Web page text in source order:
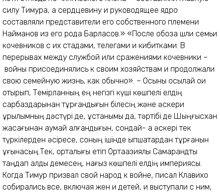
силу Тимура, а сердцевину и руководящее ядро
составляли представители его собственного племени
Найманов из его рода Барласов.» «После обоза шли семьи
кочевников с их стадами, телегами и кибитками. В
перерывах между службой или сражениями кочевники –
войны присоединялись к своим хозяйствам и продолжали
свою семейную жизнь, как обычно». – Осыны осылай ои
отырып, Темірланның ең негізгі күші көшпелі елдің
сарбаздарынан тұрғандығын білесің және әскери
құрылымның дәстүрі де, ұстанымы да, тәртібі де Шыңғысхан
жасағынан аумай қалғандығын, сондай- ақ әскері тек
түркілерден әсіресе, соның ішінде қыпшақтардан тұрғанын
ұғынасың.Тек, орталығы етіп Ортаазиялық Самарқандты
таңдап алды демесең, нағыз көшпелі елдің империясы.
Когда Тимур призвал свой народ к войне, писал Клавихо
собирались все, включая жен и детей, и выступали с ним,